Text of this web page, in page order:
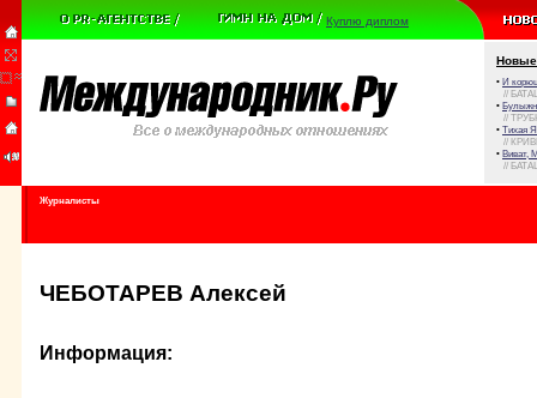
Куплю диплом
Новые
• И
//
•
//
• Тихая
//
• Виват,
//
Журналисты
ЧЕБОТАРЕВ Алексей
Информация: